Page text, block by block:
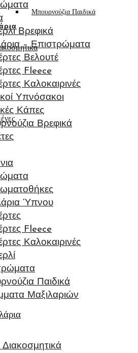
Μπουρνούζια Παιδικά
Βρεφικά
– Επιστρώματα
Βελουτέ
Fleece
Καλοκαιρινές
Υπνόσακοι
Κάπες
Βρεφικά
Ύπνου
Fleece
Καλοκαιρινές
Παιδικά
Μαξιλαριών